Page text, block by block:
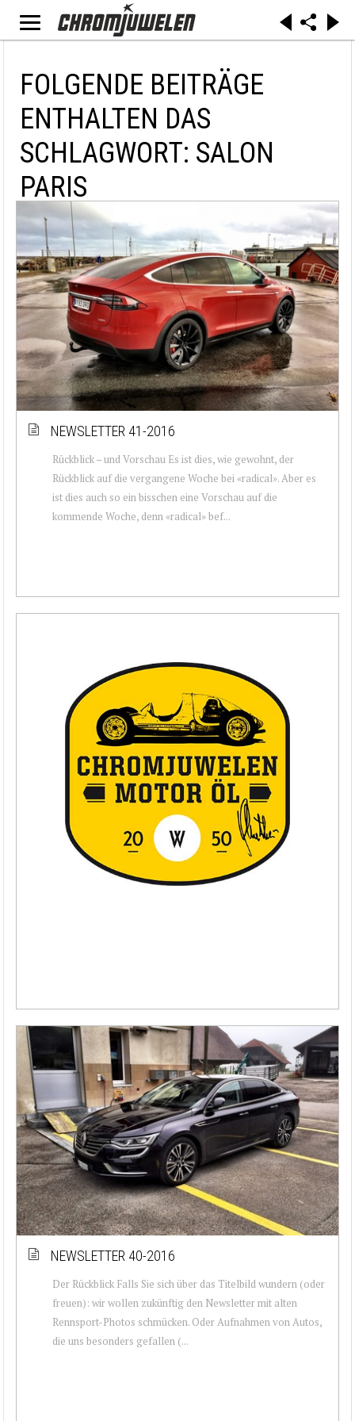
FOLGENDE BEITRÄGE
ENTHALTEN DAS
SCHLAGWORT: SALON
PARIS
NEWSLETTER 41-2016
Rückblick – und Vorschau Es ist dies, wie gewohnt, der
Rückblick auf die vergangene Woche bei «radical». Aber es
ist dies auch so ein bisschen eine Vorschau auf die
kommende Woche, denn «radical» bef...
NEWSLETTER 40-2016
Der Rückblick Falls Sie sich über das Titelbild wundern (oder
freuen): wir wollen zukünftig den Newsletter mit alten
Rennsport-Photos schmücken. Oder Aufnahmen von Autos,
die uns besonders gefallen (...